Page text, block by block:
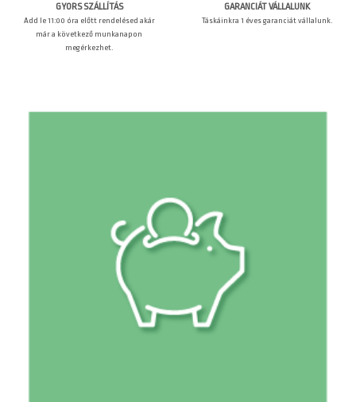
GYORS SZÁLLÍTÁS
Add le 11:00 óra előtt rendelésed akár
már a következő munkanapon
megérkezhet.
GARANCIÁT VÁLLALUNK
Táskáinkra 1 éves garanciát vállalunk.